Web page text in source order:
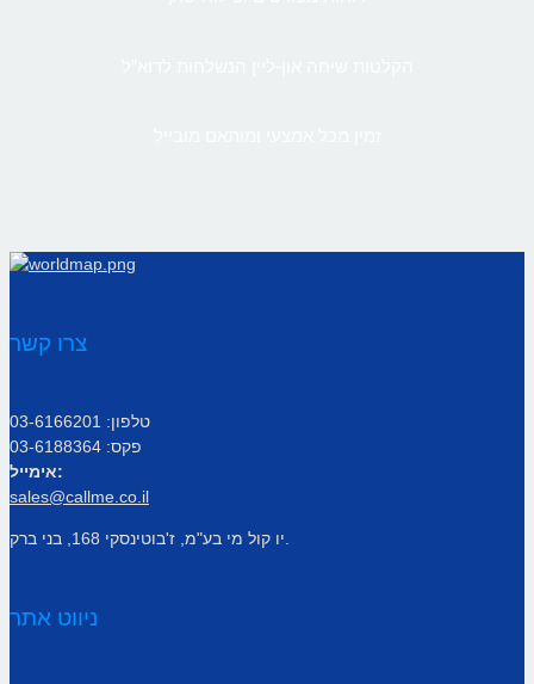
צרו קשר
טלפון: 03-6166201
פקס: 03-6188364
אימייל:
sales@callme.co.il
ניווט אתר